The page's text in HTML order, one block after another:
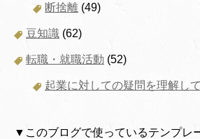
断捨離 (49)
豆知識 (62)
転職・就職活動 (52)
起業に対しての疑問を理解し
▼このブログで使っているテンプレ